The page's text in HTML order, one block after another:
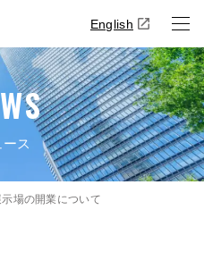
English
ス
場の開業について